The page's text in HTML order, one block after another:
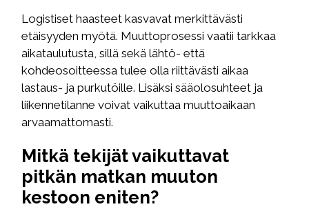
Logistiset haasteet kasvavat merkittävästi
etäisyyden myötä. Muuttoprosessi vaatii tarkkaa
aikataulutusta, sillä sekä lähtö- että
kohdeosoitteessa tulee olla riittävästi aikaa
lastaus- ja purkutöille. Lisäksi sääolosuhteet ja
liikennetilanne voivat vaikuttaa muuttoaikaan
arvaamattomasti.
Mitkä tekijät vaikuttavat
pitkän matkan muuton
kestoon eniten?